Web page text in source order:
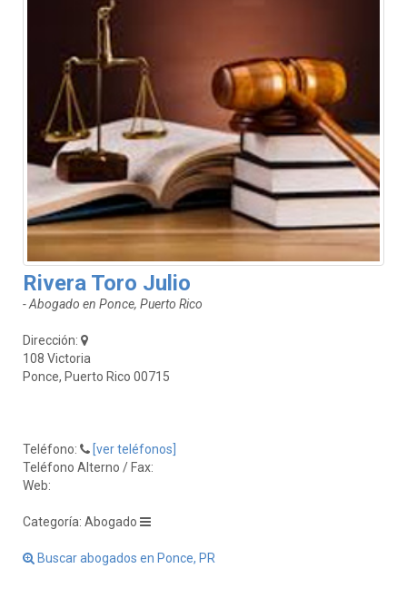
Rivera Toro Julio
- Abogado en Ponce, Puerto Rico
Dirección:
108 Victoria
Ponce, Puerto Rico 00715
Teléfono:
[ver teléfonos]
Teléfono Alterno / Fax:
Web:
Categoría: Abogado
Buscar abogados en Ponce, PR